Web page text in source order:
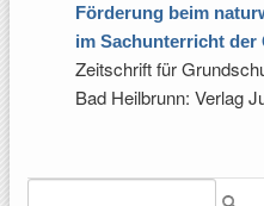
Förderung beim
im Sachunterricht der
Zeitschrift für
Bad Heilbrunn: Verlag